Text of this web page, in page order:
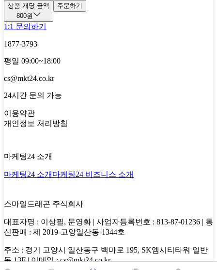
상품 개당 금액
800원
주문하기
1:1 문의하기
1877-3793
평일 09:00~18:00
cs@mkt24.co.kr
24시간 문의 가능
이용약관
개인정보 처리방침
마케팅24 소개
마케팅24 소개 마케팅24 비즈니스 소개
스마일드래곤 주식회사
대표자명 : 이상필, 문영화 | 사업자등록번호 : 813-87-01236 | 통
신판매 : 제 2019-고양일산동-1344호
주소 : 경기 고양시 일산동구 백마로 195, SK엠시티타워 일반
동 13F | 이메일 : cs@mkt24.co.kr